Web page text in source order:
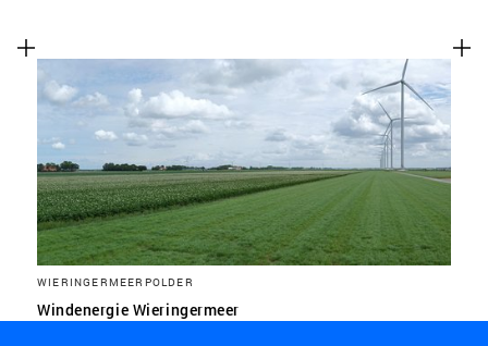
WIERINGERMEERPOLDER
Windenergie Wieringermeer